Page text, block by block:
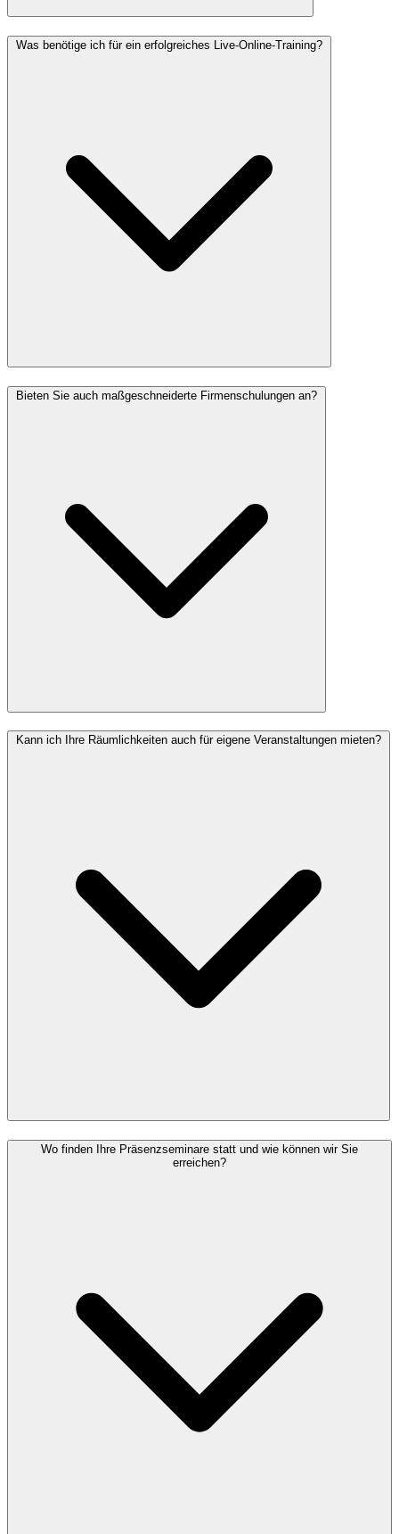
Was benötige ich für ein erfolgreiches Live-Online-Training?
Bieten Sie auch maßgeschneiderte Firmenschulungen an?
Kann ich Ihre Räumlichkeiten auch für eigene Veranstaltungen mieten?
Wo finden Ihre Präsenzseminare statt und wie können wir Sie
erreichen?